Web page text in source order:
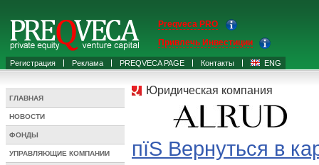
Регистрация Реклама PREQVECA PAGE Контакты ENG
Preqveca PRO
Привлечь Инвестиции
ГЛАВНАЯ
НОВОСТИ
ФОНДЫ
УПРАВЛЯЮЩИЕ КОМПАНИИ
Юридическая компания
пїЅ Вернуться в